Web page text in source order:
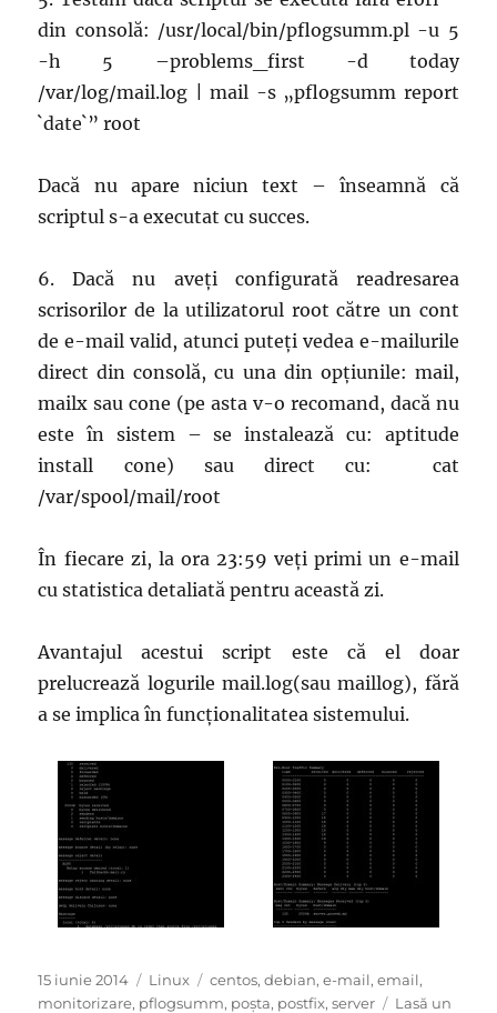
din consolă: /usr/local/bin/pflogsumm.pl -u 5
-h 5 –problems_first -d today
/var/log/mail.log | mail -s „pflogsumm report
`date`” root
Dacă nu apare niciun text – înseamnă că
scriptul s-a executat cu succes.
6. Dacă nu aveți configurată readresarea
scrisorilor de la utilizatorul root către un cont
de e-mail valid, atunci puteți vedea e-mailurile
direct din consolă, cu una din opțiunile: mail,
mailx sau cone (pe asta v-o recomand, dacă nu
este în sistem – se instalează cu: aptitude
install cone) sau direct cu: cat
/var/spool/mail/root
În fiecare zi, la ora 23:59 veți primi un e-mail
cu statistica detaliată pentru această zi.
Avantajul acestui script este că el doar
prelucrează logurile mail.log(sau maillog), fără
a se implica în funcționalitatea sistemului.
Publicat
pe
15 iunie 2014 Categorii
Linux Etichete
centos,debian,e-mail,email,
monitorizare, pflogsumm, poșta, postfix,server
Lasă un